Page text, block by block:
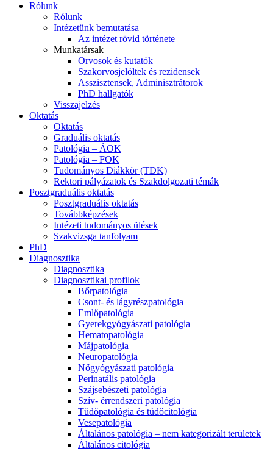
Rólunk
Rólunk
Intézetünk bemutatása
Az intézet rövid története
Munkatársak
Orvosok és kutatók
Szakorvosjelöltek és rezidensek
Asszisztensek, Adminisztrátorok
PhD hallgatók
Visszajelzés
Oktatás
Oktatás
Graduális oktatás
Patológia – ÁOK
Patológia – FOK
Tudományos Diákkör (TDK)
Rektori pályázatok és Szakdolgozati témák
Posztgraduális oktatás
Posztgraduális oktatás
Továbbképzések
Intézeti tudományos ülések
Szakvizsga tanfolyam
PhD
Diagnosztika
Diagnosztika
Diagnosztikai profilok
Bőrpatológia
Csont- és lágyrészpatológia
Emlőpatológia
Gyerekgyógyászati patológia
Hematopatológia
Májpatológia
Neuropatológia
Nőgyógyászati patológia
Perinatális patológia
Szájsebészeti patológia
Szív- érrendszeri patológia
Tüdőpatológia és tüdőcitológia
Vesepatológia
Általános patológia – nem kategorizált területek
Általános citológia